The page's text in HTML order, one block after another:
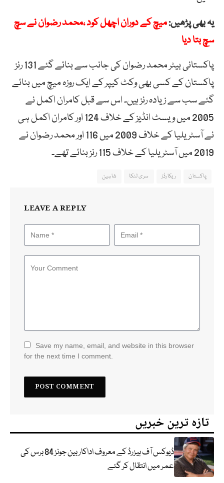
یہ بھی پڑھیں:میچ کے دوران اچھل کود ،محمد رضوان نے سچ
سچ بتا دیا
پاکستانی بیٹر محمد رضوان کی جانب سے بنائے گئے 131 رنز
پاکستان کے کسی بھی وکٹ کیپر کے ایک روزہ میچ میں بنائے
گئے سب سے زیادہ رنز ہیں۔ اس سے قبل کامران اکمل نے
2005 میں ویسٹ انڈیز کے خلاف 124 اور کامران اکمل ہی
نے آسٹریلیا کے خلاف 2009 میں 116 اور محمد رضوان نے
2019 میں آسٹریلیا کے خلاف 115 رنز بنائے تھے۔
پاکستان ریکارڈز سری لنکا شاہین
LEAVE A REPLY
Save my name, email, and website in this browser
for the next time I comment.
تازہ ترین خبریں
ڈیوکس آف ہیزرڈ کے معروف اداکار بین جونز 84 برس کی
عمر میں انتقال کر گئے